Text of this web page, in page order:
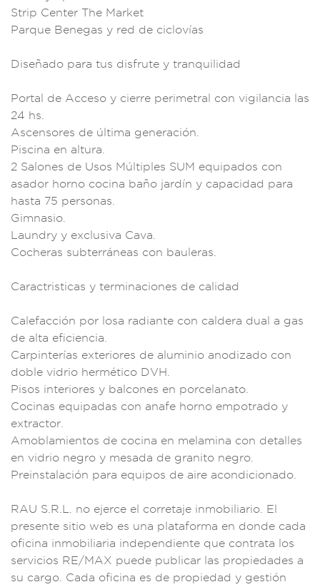
Strip Center The Market
Parque Benegas y red de ciclovías
Diseñado para tus disfrute y tranquilidad
Portal de Acceso y cierre perimetral con vigilancia las
24 hs.
Ascensores de última generación.
Piscina en altura.
2 Salones de Usos Múltiples SUM equipados con
asador horno cocina baño jardín y capacidad para
hasta 75 personas.
Gimnasio.
Laundry y exclusiva Cava.
Cocheras subterráneas con bauleras.
Caractristicas y terminaciones de calidad
Calefacción por losa radiante con caldera dua l a gas
de alta eficiencia.
Carpinterías exteriores de aluminio anodizado con
doble vidrio hermético DVH.
Pisos interiores y balcones en porcelanato.
Cocinas equipadas con anafe horno empotrado y
extractor.
Amob lamientos de cocina en melamina con detalles
en vidrio negro y mesada de granito negro.
Preinstalación para equipos de aire acondicionado.
RAU S.R. L. no ejerce el corretaje inmobiliario. El
presente sitio web es una plataforma en donde cada
oficina inmobiliaria independiente que contrata los
servicios RE/MAX puede publicar las propiedades a
su cargo. Cada oficina es de propiedad y gestión